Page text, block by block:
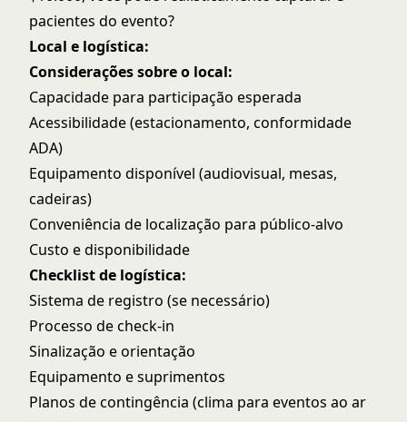
pacientes do evento?
Local e logística:
Considerações sobre o local:
Capacidade para participação esperada
Acessibilidade (estacionamento, conformidade
ADA)
Equipamento disponível (audiovisual, mesas,
cadeiras)
Conveniência de localização para público-alvo
Custo e disponibilidade
Checklist de logística:
Sistema de registro (se necessário)
Processo de check-in
Sinalização e orientação
Equipamento e suprimentos
Planos de contingência (clima para eventos ao ar